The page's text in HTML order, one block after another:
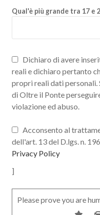
Qual'è più grande tra 17 e
Dichiaro di avere
reali e dichiaro pertanto
propri reali dati personali.
di Oltre il Ponte
violazione ed abuso.
Acconsento al
dell'art. 13 del D.lgs. n.
Privacy Policy
]
Please prove you are